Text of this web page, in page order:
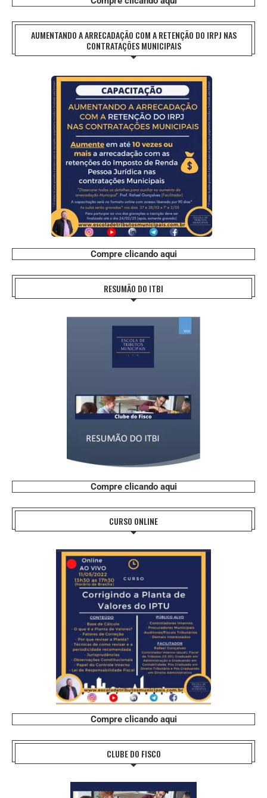
AUMENTANDO A ARRECADAÇÃO COM A RETENÇÃO DO IRPJ NAS
CONTRATAÇÕES MUNICIPAIS
Compre clicando aqui
RESUMÃO DO ITBI
Compre clicando aqui
CURSO ONLINE
Compre clicando aqui
CLUBE DO FISCO